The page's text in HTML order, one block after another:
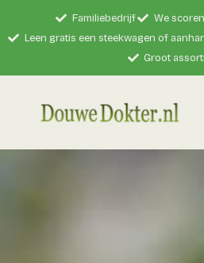
Familiebedrijf
We
Leen gratis een steekwagen of
Groot